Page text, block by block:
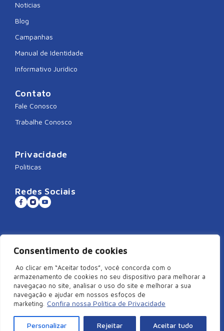
Consentimento de cookies
Ao clicar em “Aceitar todos”, você concorda com o
armazenamento de cookies no seu dispositivo para melhorar a
navegaçao no site, analisar o uso do site e melhorar a sua
navegação e ajudar em nossos esfoços de
marketing.
Confira nossa Política de Privacidade
Personalizar Rejeitar Aceitar tudo
Notícias
Blog
Campanhas
Manual de Identidade
Informativo Jurídico
Contato
Fale Conosco
Trabalhe Conosco
Privacidade
Políticas
Redes Sociais
Sistema CNDL
©2026 Câmara de Dirigentes Lojistas de São Miguel do Oeste/SC –
Todos Direitos Reservados | Rua Duque de Caxias, 920, Centro –
89900-000 | CNPJ: 83.829.820/0001-18